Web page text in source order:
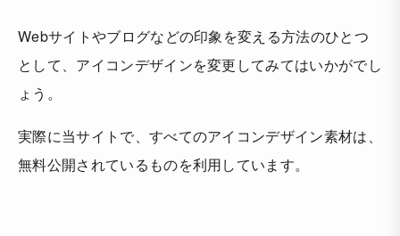
Webサイトやブログなどの印象を変える方法のひとつ
として、アイコンデザインを変更してみてはいかがでし
ょう。
実際に当サイトで、すべてのアイコンデザイン素材は、
無料公開されているものを利用しています。